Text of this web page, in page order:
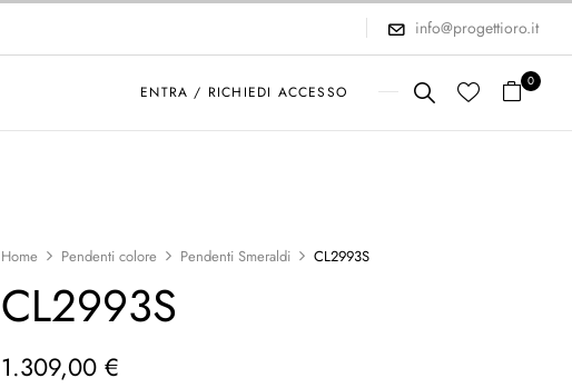
info@progettioro.it
ENTRA / RICHIEDI ACCESSO
0
Home Pendenti colore Pendenti Smeraldi CL2993S
CL2993S
1.309,00€